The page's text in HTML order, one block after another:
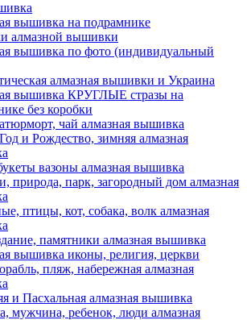
вышивка на подрамнике
алмазной вышивки
вышивка по фото (индивидуальный
алмазная вышивки и Украина
вышивка КРУГЛЫЕ стразы на
без коробки
чай алмазная вышивка
и Рождество, зимняя алмазная
вазоны алмазная вышивка
природа, парк, загородный дом алмазная
птицы, кот, собака, волк алмазная
памятники алмазная вышивка
вышивка иконы, религия, церкви
пляж, набережная алмазная
и Пасхальная алмазная вышивка
мужчина, ребенок, люди алмазная